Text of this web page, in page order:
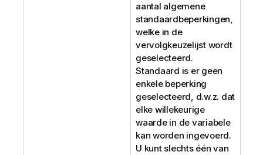
aantal algemene
standaardbeperkingen,
welke in de
vervolgkeuzelijst wordt
geselecteerd.
Standaard is er geen
enkele beperking
geselecteerd, d.w.z. dat
elke willekeurige
waarde in de variabele
kan worden ingevoerd.
U kunt slechts één van